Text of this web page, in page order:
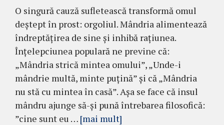
O singură cauză sufletească transformă omul
deștept în prost: orgoliul. Mândria alimentează
îndreptățirea de sine și inhibă rațiunea.
Înțelepciunea populară ne previne că:
„Mândria strică mintea omului”, „Unde-i
mândrie multă, minte puțină” și că „Mândria
nu stă cu mintea în casă”. Așa se face că insul
mândru ajunge să-și pună întrebarea filosofică:
”cine sunt eu … [mai mult]